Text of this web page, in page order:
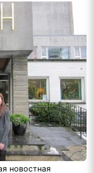
новостная